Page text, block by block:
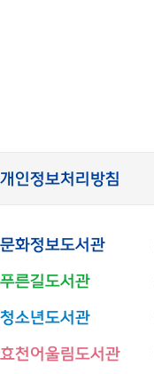
개인정보처리방침
문화정보도서관
푸른길도서관
청소년도서관
효천어울림도서관